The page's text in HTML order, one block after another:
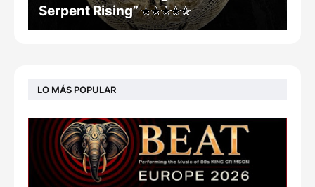
Serpent Rising”
LO MÁS POPULAR